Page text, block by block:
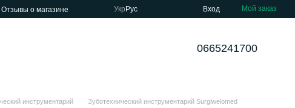
Отзывы о магазине Укр Рус Вход Мой заказ
0665241700
инструментарий
Зуботехнический инструментарий Surgiwelomed